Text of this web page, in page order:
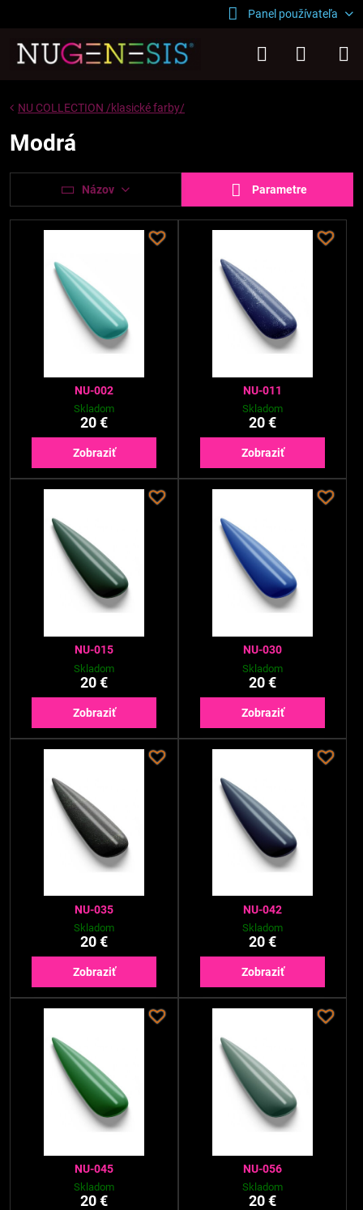
Panel používateľa
NU COLLECTION /klasické farby/
Modrá
Názov Parametre
NU-002
Skladom
20 €
Zobraziť
NU-011
Skladom
20 €
Zobraziť
NU-015
Skladom
20 €
Zobraziť
NU-030
Skladom
20 €
Zobraziť
NU-035
Skladom
20 €
Zobraziť
NU-042
Skladom
20 €
Zobraziť
NU-045
Skladom
20 €
NU-056
Skladom
20 €